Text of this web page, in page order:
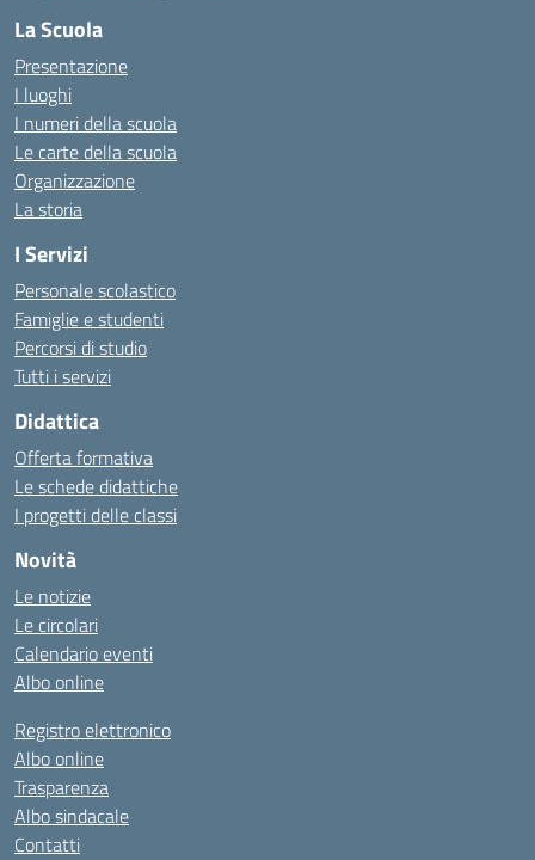
La Scuola
Presentazione
I luoghi
I numeri della scuola
Le carte della scuola
Organizzazione
La storia
I Servizi
Personale scolastico
Famiglie e studenti
Percorsi di studio
Tutti i servizi
Didattica
Offerta formativa
Le schede didattiche
I progetti delle classi
Novità
Le notizie
Le circolari
Calendario eventi
Albo online
Registro elettronico
Albo online
Trasparenza
Albo sindacale
Contatti